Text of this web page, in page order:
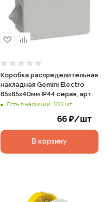
Коробка распределительная
накладная Gemini Electro
85х85х40мм IP44 серая, арт.
41235
Есть в наличии: 103 шт
66 ₽/шт
В корзину